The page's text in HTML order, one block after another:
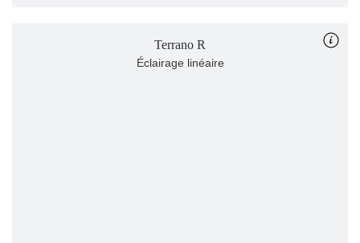
Terrano R
Éclairage linéaire